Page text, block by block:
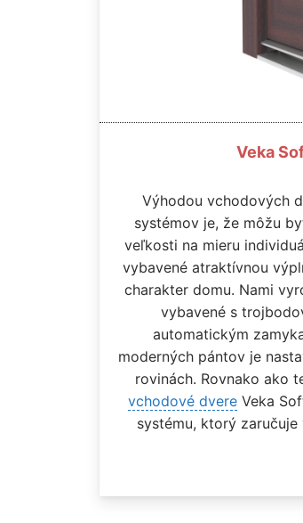
Veka
Výhodou vchodových
systémov je, že môžu
veľkosti na mieru
vybavené atraktívnou
charakter domu. Nami
vybavené s
automatickým
moderných pántov je
rovinách. Rovnako ako
vchodové dvereVeka
systému, ktorý